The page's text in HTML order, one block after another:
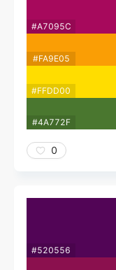
#A7095C
#FA9E05
#FFDD00
#4A772F
0
#520556